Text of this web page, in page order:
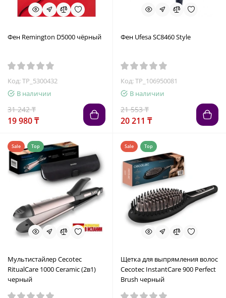
Фен Remington D5000 чёрный
Код: TP_5300432
В наличии
31 242 ₸
19 980 ₸
Фен Ufesa SC8460 Style
Код: TP_106950081
В наличии
21 553 ₸
20 211 ₸
Sale Top
Мультистайлер Cecotec
RitualCare 1000 Ceramic (2в1)
черный
Sale Top
Щетка для выпрямления волос
Cecotec InstantCare 900 Perfect
Brush черный